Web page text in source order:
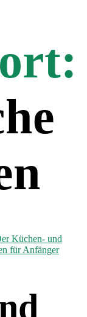
Küchen- und
für Anfänger